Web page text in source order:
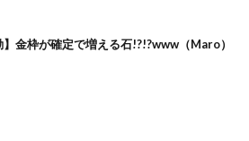
】金枠が確定で増える石!?!?www（Maro）